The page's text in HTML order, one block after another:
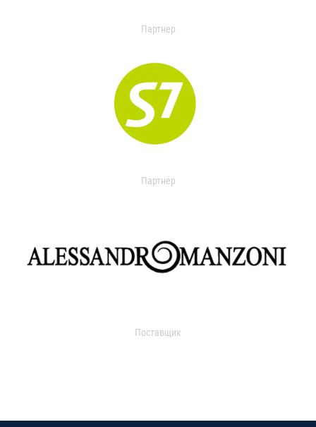
Партнер
Партнер
Поставщик